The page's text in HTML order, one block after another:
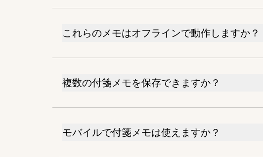
これらのメモはオフラインで動作しますか？
複数の付箋メモを保存できますか？
モバイルで付箋メモは使えますか？